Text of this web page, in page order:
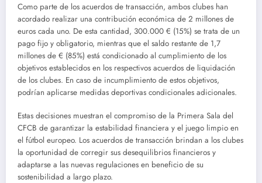
Como parte de los acuerdos de transacción, ambos clubes han
acordado realizar una contribución económica de 2 millones de
euros cada uno. De esta cantidad, 300.000 € (15%) se trata de un
pago fijo y obligatorio, mientras que el saldo restante de 1,7
millones de € (85%) está condicionado al cumplimiento de los
objetivos establecidos en los respectivos acuerdos de liquidación
de los clubes. En caso de incumplimiento de estos objetivos,
podrían aplicarse medidas deportivas condicionales adicionales.
Estas decisiones muestran el compromiso de la Primera Sala del
CFCB de garantizar la estabilidad financiera y el juego limpio en
el fútbol europeo. Los acuerdos de transacción brindan a los clubes
la oportunidad de corregir sus desequilibrios financieros y
adaptarse a las nuevas regulaciones en beneficio de su
sostenibilidad a largo plazo.